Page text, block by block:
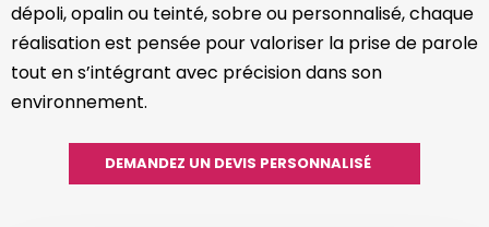
dépoli, opalin ou teinté, sobre ou personnalisé, chaque
réalisation est pensée pour valoriser la prise de parole
tout en s’intégrant avec précision dans son
environnement.
DEMANDEZ UN DEVIS PERSONNALISÉ